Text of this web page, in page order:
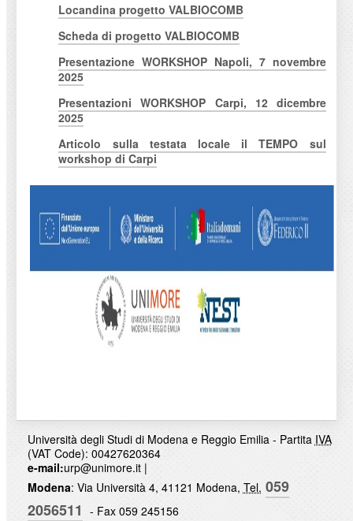
Locandina progetto VALBIOCOMB
Scheda di progetto VALBIOCOMB
Presentazione WORKSHOP Napoli, 7 novembre
2025
Presentazioni WORKSHOP Carpi, 12 dicembre
2025
Articolo sulla testata locale il TEMPO sul
workshop di Carpi
Università degli Studi di Modena e Reggio Emilia - Partita IVA
(VAT Code): 00427620364
e-mail:urp@unimore.it|
Modena: Via Università 4, 41121 Modena, Tel. 059
2056511 - Fax 059 245156